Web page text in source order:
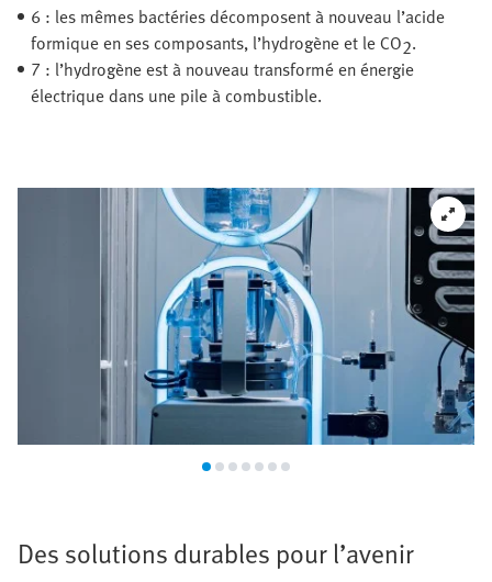
6 : les mêmes bactéries décomposent à nouveau l’acide
formique en ses composants, l’hydrogène et le CO2.
7 : l’hydrogène est à nouveau transformé en énergie
électrique dans une pile à combustible.
Des solutions durables pour l’avenir